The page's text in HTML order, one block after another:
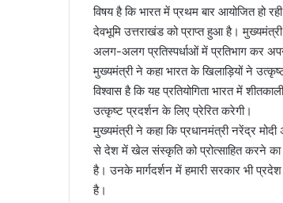
विषय है कि भारत में प्रथम बार आयोजित हो
देवभूमि उत्तराखंड को प्राप्त हुआ है।
अलग-अलग प्रतिस्पर्धाओं में प्रतिभाग कर
मुख्यमंत्री ने कहा भारत के खिलाड़ियों ने
विश्वास है कि यह प्रतियोगिता भारत में
उत्कृष्ट प्रदर्शन के लिए प्रेरित करेगी।
मुख्यमंत्री ने कहा कि प्रधानमंत्री नरेंद्र
से देश में खेल संस्कृति को प्रोत्साहित करने
है। उनके मार्गदर्शन में हमारी सरकार भी
है।